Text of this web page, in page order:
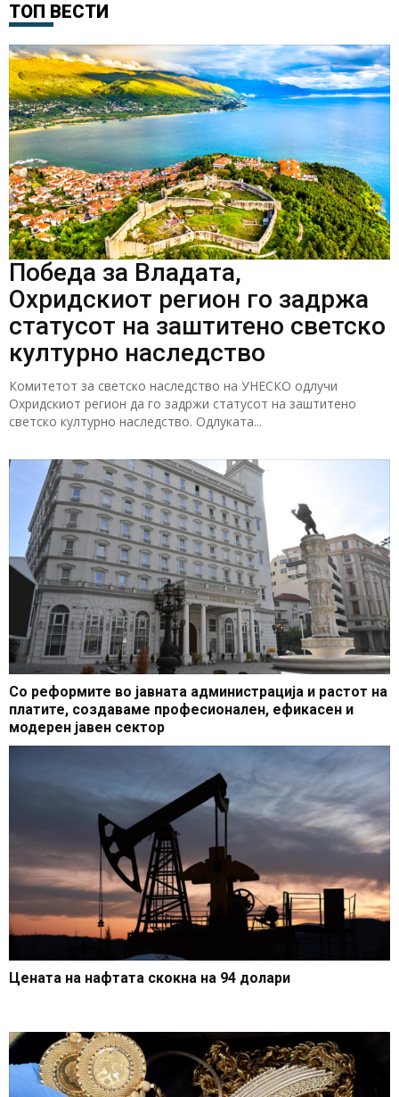
ТОП ВЕСТИ
Победа за Владата,
Охридскиот регион го задржа
статусот на заштитено светско
културно наследство
Комитетот за светско наследство на УНЕСКО одлучи
Охридскиот регион да го задржи статусот на заштитено
светско културно наследство. Одлуката...
Со реформите во јавната администрација и растот на
платите, создаваме професионален, ефикасен и
модерен јавен сектор
Цената на нафтата скокна на 94 долари